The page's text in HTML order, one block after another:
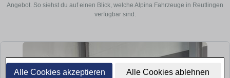
Alle Cookies akzeptieren Alle Cookies ablehnen
Angebot. So siehst du auf einen Blick, welche Alpina Fahrzeuge in Reutlingen
verfügbar sind.